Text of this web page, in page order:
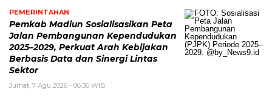
PEMERINTAHAN
Pemkab Madiun Sosialisasikan Peta
Jalan Pembangunan Kependudukan
2025–2029, Perkuat Arah Kebijakan
Berbasis Data dan Sinergi Lintas
Sektor
Jumat, 7 Agu 2026 - 06:36 WIB